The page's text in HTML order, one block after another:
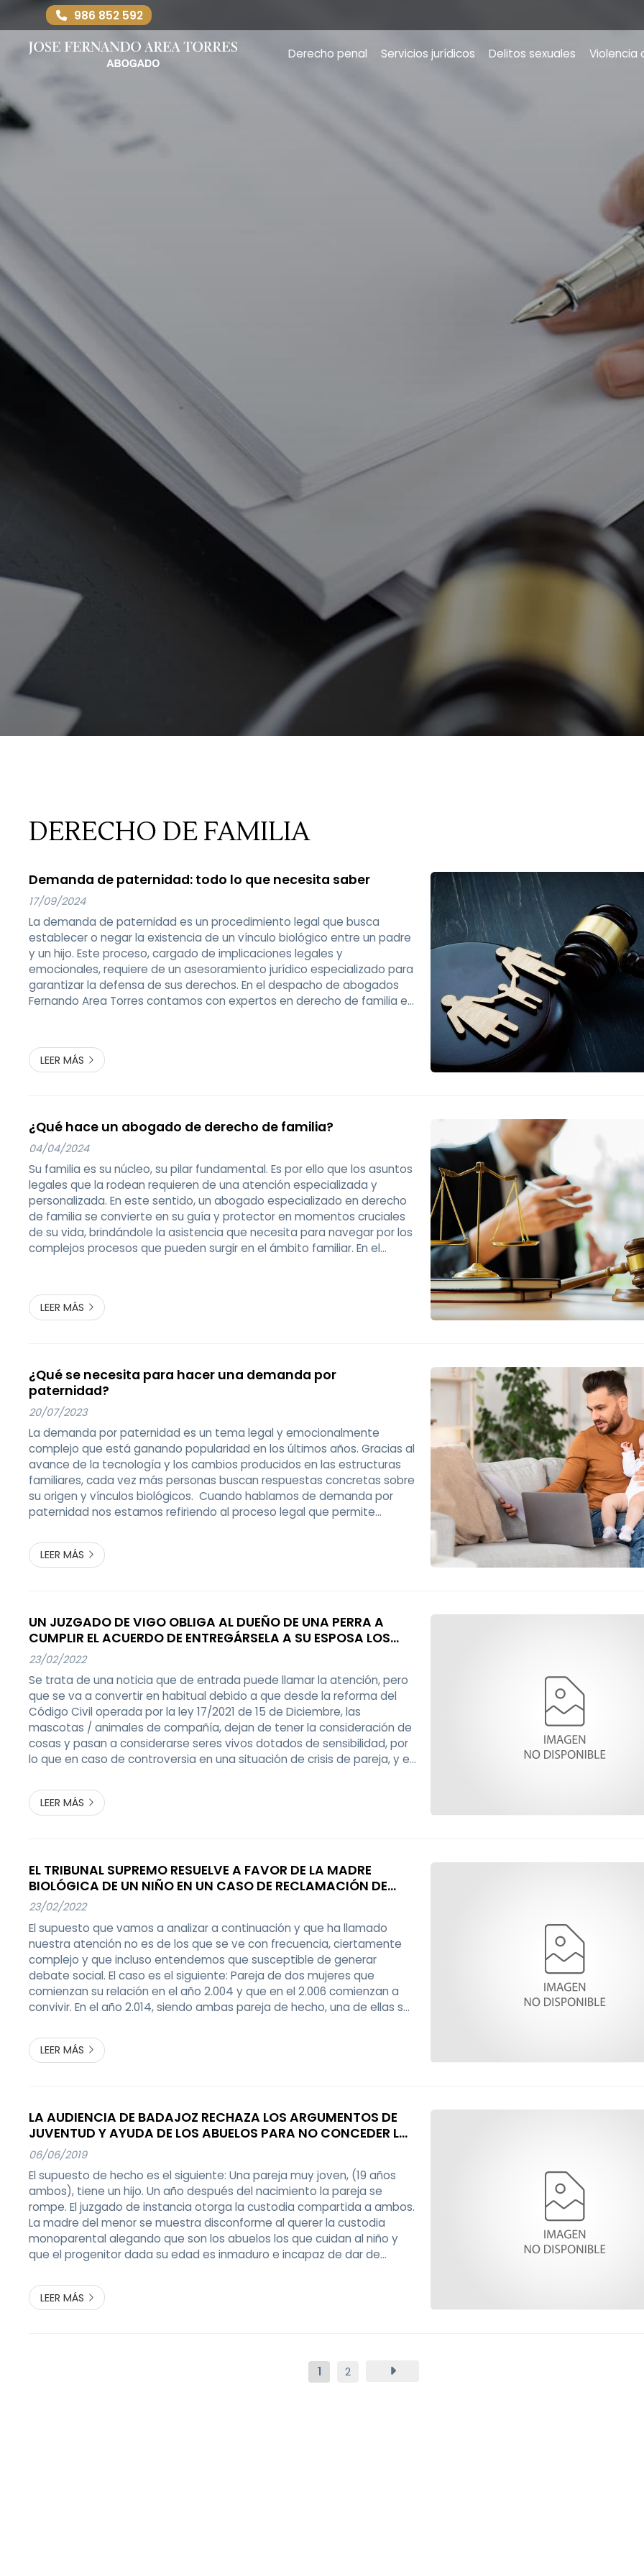
986 852 592
Derecho penal Servicios jurídicos Delitos sexuales Violencia
DERECHO DE FAMILIA
Demanda de paternidad: todo lo que necesita saber
17/09/2024
La demanda de paternidad es un procedimiento legal que busca
establecer o negar la existencia de un vínculo biológico entre un padre
y un hijo. Este proceso, cargado de implicaciones legales y
emocionales, requiere de un asesoramiento jurídico especializado para
garantizar la defensa de sus derechos. En el despacho de abogados
Fernando Area Torres contamos con expertos en derecho de familia en
LEER MÁS
¿Qué hace un abogado de derecho de familia?
04/04/2024
Su familia es su núcleo, su pilar fundamental. Es por ello que los asuntos
legales que la rodean requieren de una atención especializada y
personalizada. En este sentido, un abogado especializado en derecho
de familia se convierte en su guía y protector en momentos cruciales
de su vida, brindándole la asistencia que necesita para navegar por los
complejos procesos que pueden surgir en el ámbito familiar. En el
LEER MÁS
¿Qué se necesita para hacer una demanda por
paternidad?
20/07/2023
La demanda por paternidad es un tema legal y emocionalmente
complejo que está ganando popularidad en los últimos años. Gracias al
avance de la tecnología y los cambios producidos en las estructuras
familiares, cada vez más personas buscan respuestas concretas sobre
su origen y vínculos biológicos. Cuando hablamos de demanda por
paternidad nos estamos refiriendo al proceso legal que permite
ya sea para obtener derechos y...
LEER MÁS
UN JUZGADO DE VIGO OBLIGA AL DUEÑO DE UNA PERRA A
CUMPLIR EL ACUERDO DE ENTREGÁRSELA A SU ESPOSA LOS
FINES DE SEMANA
23/02/2022
Se trata de una noticia que de entrada puede llamar la atención, pero
que se va a convertir en habitual debido a que desde la reforma del
Código Civil operada por la ley 17/2021 de 15 de Diciembre, las
mascotas / animales de compañía, dejan de tener la consideración de
cosas y pasan a considerarse seres vivos dotados de sensibilidad, por
lo que en caso de controversia en una situación de crisis de pareja, y en
regímenes de estancias,...
LEER MÁS
EL TRIBUNAL SUPREMO RESUELVE A FAVOR DE LA MADRE
BIOLÓGICA DE UN NIÑO EN UN CASO DE RECLAMACIÓN DE
FILIACIÓN POR SU EXESPOSA
23/02/2022
El supuesto que vamos a analizar a continuación y que ha llamado
nuestra atención no es de los que se ve con frecuencia, ciertamente
complejo y que incluso entendemos que susceptible de generar
debate social. El caso es el siguiente: Pareja de dos mujeres que
comienzan su relación en el año 2.004 y que en el 2.006 comienzan a
convivir. En el año 2.014, siendo ambas pareja de hecho, una de ellas se
gametos de su entonces parej...
LEER MÁS
LA AUDIENCIA DE BADAJOZ RECHAZA LOS ARGUMENTOS DE
JUVENTUD Y AYUDA DE LOS ABUELOS PARA NO CONCEDER LA
CUSTODIA COMPARTIDA A UN PADRE
06/06/2019
El supuesto de hecho es el siguiente: Una pareja muy joven, (19 años
ambos), tiene un hijo. Un año después del nacimiento la pareja se
rompe. El juzgado de instancia otorga la custodia compartida a ambos.
La madre del menor se muestra disconforme al querer la custodia
monoparental alegando que son los abuelos los que cuidan al niño y
que el progenitor dada su edad es inmaduro e incapaz de dar de
carentes por lo demás del mínimo sopor...
LEER MÁS
1 2